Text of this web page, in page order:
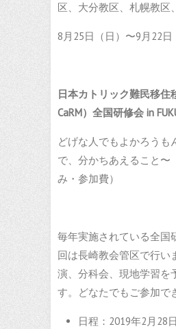
区、大分教区、札幌教区
8月25日（日）〜9月22
日本カトリック難民移住
CaRM）全国研修会 in
どげな人でもよかろうも
で、分かちあえること
み・参加費）
毎年実施されている全国
回は長崎教会管区で行い
演、分科会、現地学習を
す。どなたでもご参加で
日程：2019年2月28